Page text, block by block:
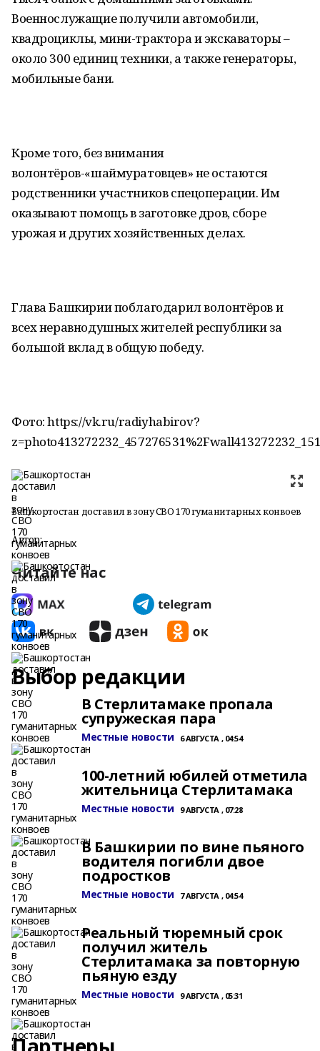
Военнослужащие получили автомобили,
квадроциклы, мини-трактора и экскаваторы –
около 300 единиц техники, а также генераторы,
мобильные бани.
Кроме того, без внимания
волонтёров-«шаймуратовцев» не остаются
родственники участников спецоперации. Им
оказывают помощь в заготовке дров, сборе
урожая и других хозяйственных делах.
Глава Башкирии поблагодарил волонтёров и
всех неравнодушных жителей республики за
большой вклад в общую победу.
Фото: https://vk.ru/radiyhabirov?
Башкортостан доставил в зону СВО 170 гуманитарных конвоев
Автор:
Читайте нас
Выбор редакции
В Стерлитамаке пропала
супружеская пара
Местные новости 6 АВГУСТА , 04:54
100-летний юбилей отметила
жительница Стерлитамака
Местные новости 9 АВГУСТА , 07:28
В Башкирии по вине пьяного
водителя погибли двое
подростков
Местные новости 7 АВГУСТА , 04:54
Реальный тюремный срок
получил житель
Стерлитамака за повторную
пьяную езду
Местные новости 9 АВГУСТА , 05:31